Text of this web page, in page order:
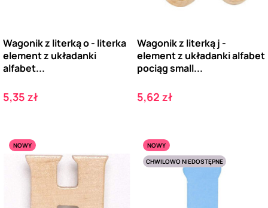
Wagonik z literką o - literka
element z układanki
alfabet...
Cena
5,35 zł
Wagonik z literką j -
element z układanki alfabet
pociąg small...
Cena
5,62 zł
NOWY
NOWY
CHWILOWO NIEDOSTĘPNE